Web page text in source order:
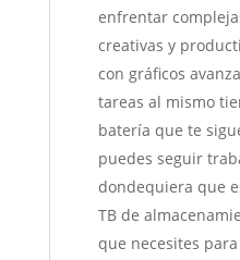
enfrentar
creativas y
con gráficos
tareas al mismo
batería que te
puedes seguir
dondequiera que
TB de
que necesites